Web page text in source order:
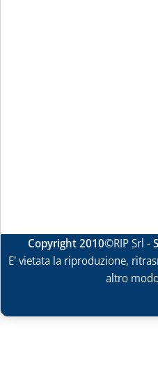
Copyright 2010©RIP Srl -
E' vietata la riproduzione,
altro